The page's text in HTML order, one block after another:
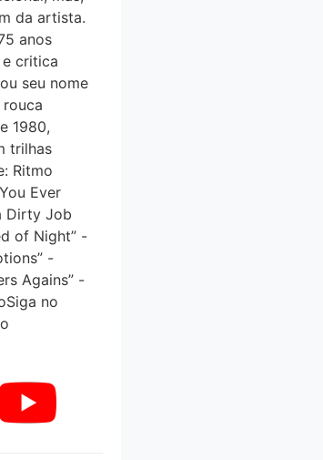
da artista.
anos
critica
seu nome
1980,
trilhas
Ritmo
Ever
Dirty Job
of Night” -
-
Agains” -
no